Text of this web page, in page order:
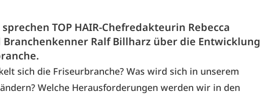
TOP HAIR-Chefredakteurin Rebecca
Branchenkenner Ralf Billharz über die Entwicklung
sich die Friseurbranche? Was wird sich in unserem
Welche Herausforderungen werden wir in den